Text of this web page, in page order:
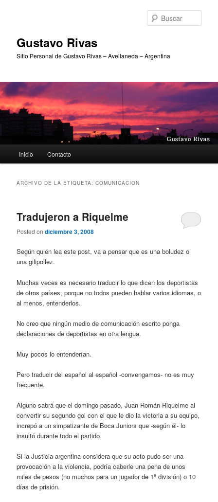
Gustavo Rivas
Sitio Personal de Gustavo Rivas – Avellaneda – Argentina
principal
Inicio Contacto
ARCHIVO DE LA ETIQUETA:COMUNICACION
Tradujeron a Riquelme
Posted ondiciembre 3, 2008
Según quién lea este post, va a pensar que es una boludez o
una gilipollez.
Muchas veces es necesario traducir lo que dicen los deportistas
de otros países, porque no todos pueden hablar varios idiomas, o
al menos, entenderlos.
No creo que ningún medio de comunicación escrito ponga
declaraciones de deportistas en otra lengua.
Muy pocos lo entenderían.
Pero traducir del español al español -convengamos- no es muy
frecuente.
Alguno sabrá que el domingo pasado, Juan Román Riquelme al
convertir su segundo gol con el que le dio la victoria a su equipo,
increpó a un simpatizante de Boca Juniors que -según él- lo
insultó durante todo el partido.
Si la Justicia argentina considera que su acto pudo ser una
provocación a la violencia, podría caberle una pena de unos
miles de pesos (no muchos para un jugador de 1ª división) o 10
días de prisión.